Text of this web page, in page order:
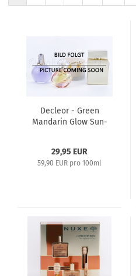
Decleor - Green
Mandarin Glow Sun-
29,95 EUR
59,90 EUR pro 100ml